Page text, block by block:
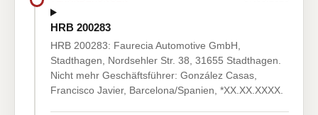
HRB 200283
HRB 200283: Faurecia Automotive GmbH,
Stadthagen, Nordsehler Str. 38, 31655 Stadthagen.
Nicht mehr Geschäftsführer: González Casas,
Francisco Javier, Barcelona/Spanien, *XX.XX.XXXX.